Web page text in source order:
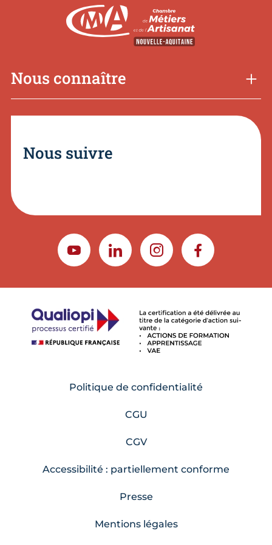
Nous connaître
Nous suivre
YOUTUBELINKEDININSTAGRAMFACEBOOK
Politique de confidentialité
CGU
CGV
Accessibilité : partiellement conforme
Presse
Mentions légales